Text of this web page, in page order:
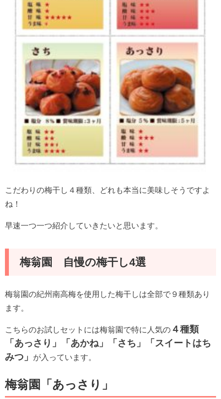
こだわりの梅干し４種類、どれも本当に美味しそうですよ
ね！
早速一つ一つ紹介していきたいと思います。
梅翁園 自慢の梅干し4選
梅翁園の紀州南高梅を使用した梅干しは全部で９種類あり
ます。
こちらのお試しセットには梅翁園で特に人気の ４種類
「あっさり」「あかね」「さち」「スイートはち
みつ」
が入っています。
梅翁園「あっさり」